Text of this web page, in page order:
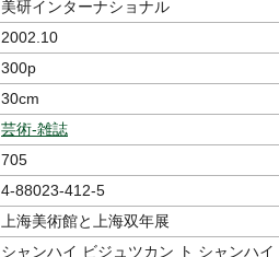
美研インターナショナル
2002.10
300p
30cm
芸術-雑誌
705
4-88023-412-5
上海美術館と上海双年展
シャンハイ ビジュツカン ト シャンハ